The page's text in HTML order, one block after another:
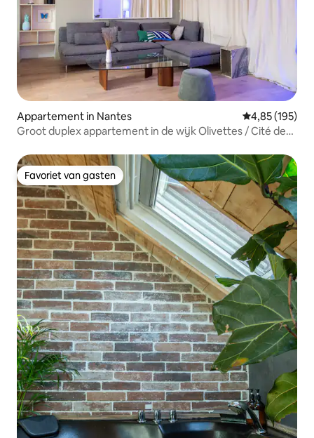
Appartement in Nantes Gemiddelde
4,85 (195)
Groot duplex appartement in de wijk Olivettes / Cité des
Favoriet van gasten
Favoriet van gasten